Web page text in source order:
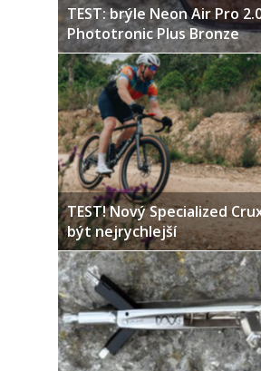
TEST: brýle Neon Air Pro
Phototronic Plus Bronze
TEST! Nový Specialized
být nejrychlejší